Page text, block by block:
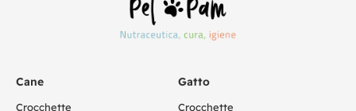
Cane
Crocchette
Gatto
Crocchette